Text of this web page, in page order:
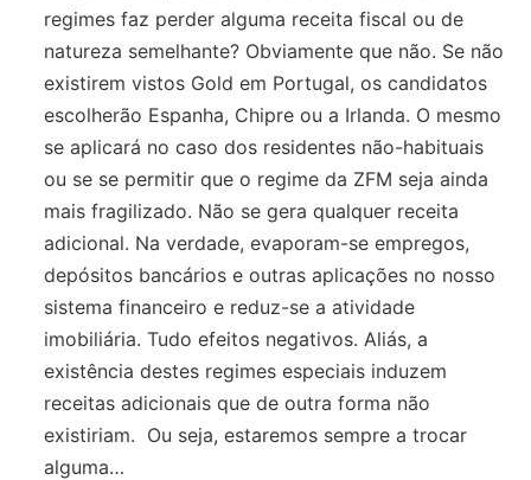
regimes faz perder alguma receita fiscal ou de
natureza semelhante? Obviamente que não. Se não
existirem vistos Gold em Portugal, os candidatos
escolherão Espanha, Chipre ou a Irlanda. O mesmo
se aplicará no caso dos residentes não-habituais
ou se se permitir que o regime da ZFM seja ainda
mais fragilizado. Não se gera qualquer receita
adicional. Na verdade, evaporam-se empregos,
depósitos bancários e outras aplicações no nosso
sistema financeiro e reduz-se a atividade
imobiliária. Tudo efeitos negativos. Aliás, a
existência destes regimes especiais induzem
receitas adicionais que de outra forma não
existiriam. Ou seja, estaremos sempre a trocar
alguma…